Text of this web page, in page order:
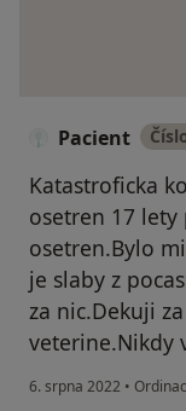
Pacient
Katastroficka
osetren 17 lety
osetren.Bylo
je slaby z
za nic.Dekuji
veterine.Nikdy
6. srpna 2022 •